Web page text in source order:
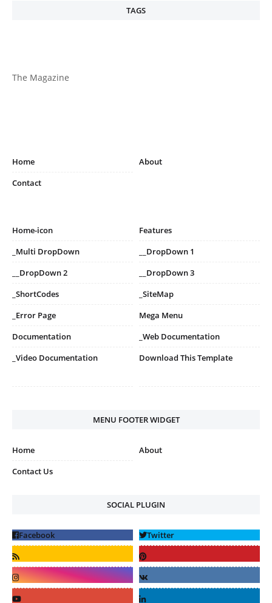
TAGS
The Magazine
Home
About
Contact
Home-icon
Features
_Multi DropDown
__DropDown 1
__DropDown 2
__DropDown 3
_ShortCodes
_SiteMap
_Error Page
Mega Menu
Documentation
_Web Documentation
_Video Documentation
Download This Template
MENU FOOTER WIDGET
Home
About
Contact Us
SOCIAL PLUGIN